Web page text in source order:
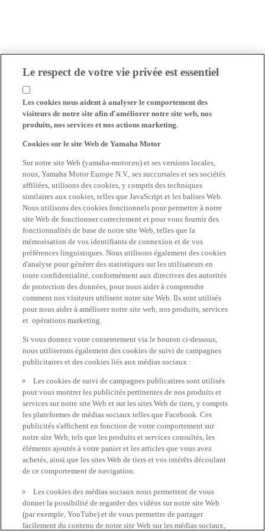
Le respect de votre vie privée est essentiel
Les cookies nous aident à analyser le comportement des
visiteurs de notre site afin d'améliorer notre site web, nos
produits, nos services et nos actions marketing.
Cookies sur le site Web de Yamaha Motor
Sur notre site Web (yamaha-motor.eu) et ses versions locales,
nous, Yamaha Motor Europe N.V., ses succursales et ses sociétés
affiliées, utilisons des cookies, y compris des techniques
similaires aux cookies, telles que JavaScript et les balises Web.
Nous utilisons des cookies fonctionnels pour permettre à notre
site Web de fonctionner correctement et pour vous fournir des
fonctionnalités de base de notre site Web, telles que la
mémorisation de vos identifiants de connexion et de vos
préférences linguistiques. Nous utilisons également des cookies
d'analyse pour générer des statistiques sur les utilisateurs en
toute confidentialité, conformément aux directives des autorités
de protection des données, pour nous aider à comprendre
comment nos visiteurs utilisent notre site Web. Ils sont utilisés
pour nous aider à améliorer notre site web, nos produits, services
et opérations marketing.
Si vous donnez votre consentement via le bouton ci-dessous,
nous utiliserons également des cookies de suivi de campagnes
publicitaires et des cookies liés aux médias sociaux :
Les cookies de suivi de campagnes publicatires sont utilisés
pour vous montrer les publicités pertinentes de nos produits et
services sur notre site Web et sur les sites Web de tiers, y compris
les plateformes de médias sociaux telles que Facebook. Ces
publicités s'affichent en fonction de votre comportement sur
notre site Web, tels que les produits et services consultés, les
éléments ajoutés à votre panier et les articles que vous avez
achetés, ainsi que les sites Web de tiers et vos intérêts découlant
de ce comportement de navigation.
Les cookies des médias sociaux nous permettent de vous
donner la possibilité de regarder des vidéos sur notre site Web
(par exemple, YouTube) et de vous permettre de partager
facilement du contenu de notre site Web sur les médias sociaux,